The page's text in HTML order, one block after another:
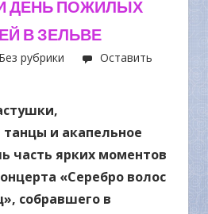
ДЕНЬ ПОЖИЛЫХ
В ЗЕЛЬВЕ
Без рубрики
Оставить
и акапельное
часть ярких моментов
«Серебро волос
собравшего в